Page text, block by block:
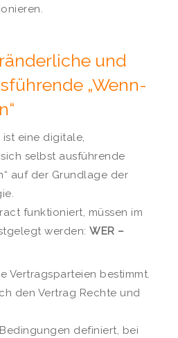
und
„Wenn-
eine digitale,
selbst ausführende
auf der Grundlage der
funktioniert, müssen im
werden: WER –
Vertragsparteien bestimmt.
den Vertrag Rechte und
definiert, bei